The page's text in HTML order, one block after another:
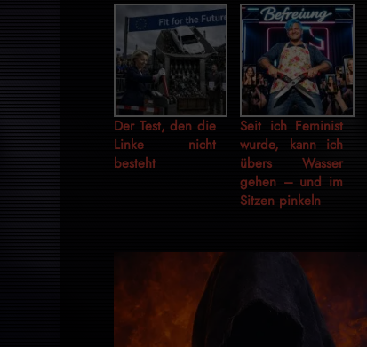
Der Test, den die
Linke nicht
besteht
Seit ich Feminist
wurde, kann ich
übers Wasser
gehen – und im
Sitzen pinkeln